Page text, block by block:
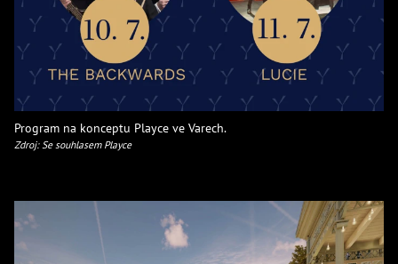
Program na konceptu Playce ve Varech.
Zdroj: Se souhlasem Playce